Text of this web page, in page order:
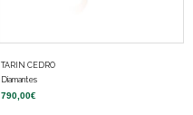
TARIN CEDRO
Diamantes
790,00€